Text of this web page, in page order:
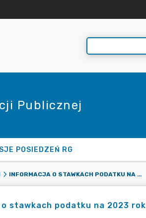
Publicznej
POSIEDZEŃ RG
INFORMACJA O STAWKACH PODATKU NA 2023 ROK
stawkach podatku na 2023 rok